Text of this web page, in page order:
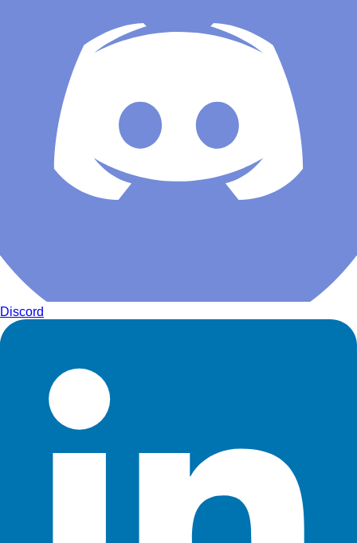
Discord